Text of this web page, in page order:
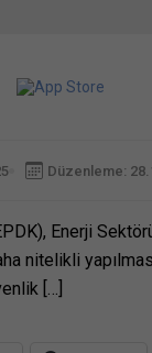
Düzenleme:
Enerji
nitelikli
[…]